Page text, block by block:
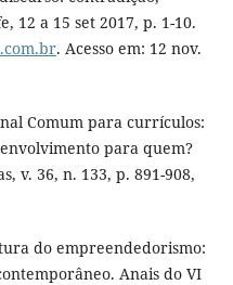
12 a 15 set 2017, p. 1-10.
. Acesso em: 12 nov.
Comum para currículos:
para quem?
v. 36, n. 133, p. 891-908,
do empreendedorismo:
Anais do VI